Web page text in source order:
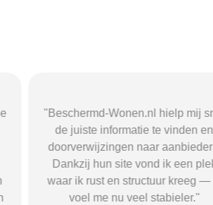
"Beschermd-Wonen.nl hielp mij
de juiste informatie te vinden en
doorverwijzingen naar
Dankzij hun site vond ik een
waar ik rust en structuur kreeg —
voel me nu veel stabieler."